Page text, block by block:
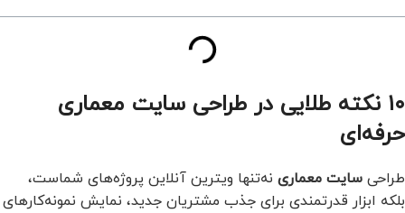
۱۰ نکته طلایی در طراحی سایت معماری
حرفه‌ای
طراحی سایت معماری نه‌تنها ویترین آنلاین پروژه‌های شماست،
بلکه ابزار قدرتمندی برای جذب مشتریان جدید، نمایش نمونه‌کارهای